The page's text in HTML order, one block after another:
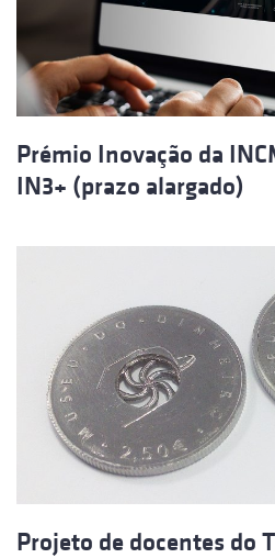
Prémio Inovação da
IN3+ (prazo alargado)
Projeto de docentes do